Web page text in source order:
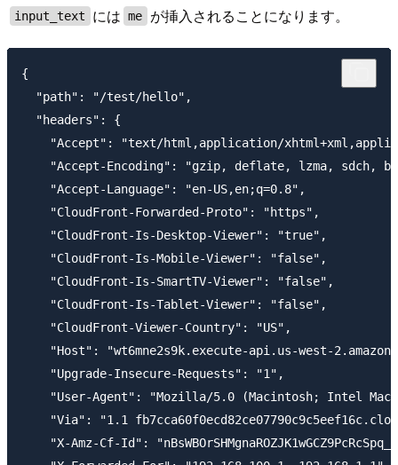
input_text には me が挿入されることになります。
{
  "path": "/test/hello",
  "headers": {
"Accept": "text/html,application/
"Accept-Encoding": "gzip, deflate, lzma, sdch,
    "Accept-Language": "en-US,en;q=0.8",
    "CloudFront-Forwarded-Proto": "https",
    "CloudFront-Is-Desktop-Viewer": "true",
    "CloudFront-Is-Mobile-Viewer": "false",
    "CloudFront-Is-SmartTV-Viewer": "false",
    "CloudFront-Is-Tablet-Viewer": "false",
    "CloudFront-Viewer-Country": "US",
"Host": "wt6mne2s9k.execute-api.us-west-
    "Upgrade-Insecure-Requests": "1",
"User-Agent": "Mozilla/5.0 (Macintosh; Intel
"Via": "1.1
"X-Amz-Cf-Id":